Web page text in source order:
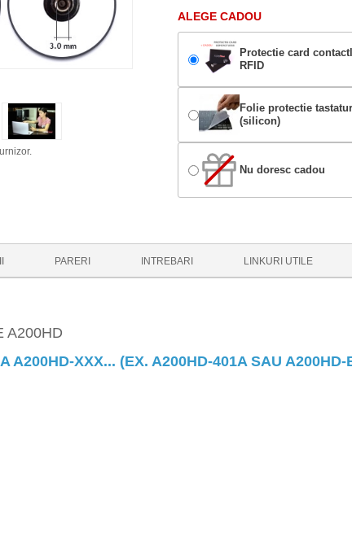
ALEGE CADOU
Protectie card
RFID
Folie protectie
(silicon)
Nu doresc cadou
PARERI INTREBARI LINKURI UTILE
A200HD
A200HD-XXX... (EX. A200HD-401A SAU A200HD-